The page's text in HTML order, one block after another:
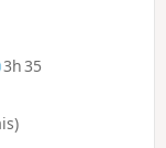
3h 35